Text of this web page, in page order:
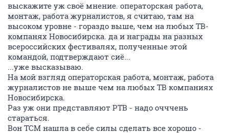
выскажите уж своё мнение. операторская работа,
монтаж, работа журналистов, я считаю, там на
высоком уровне - гораздо выше, чем на любых ТВ-
компанях Новосибирска. да и награды на разных
всероссийских фестивалях, полученные этой
командой, подтверждают сиё...
...уже высказываю.
На мой взгляд операторская работа, монтаж, работа
журналистов не выше чем на любых ТВ компаниях
Новосибирска.
Раз уж они представляют РТВ - надо очччень
стараться.
Вон ТСМ нашла в себе силы сделать все хорошо -